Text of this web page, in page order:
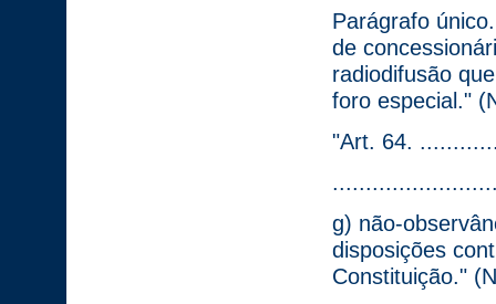
Parágrafo
de
radiodifusão
foro especial."
"Art. 64.
g) não-
disposições
Constituição."